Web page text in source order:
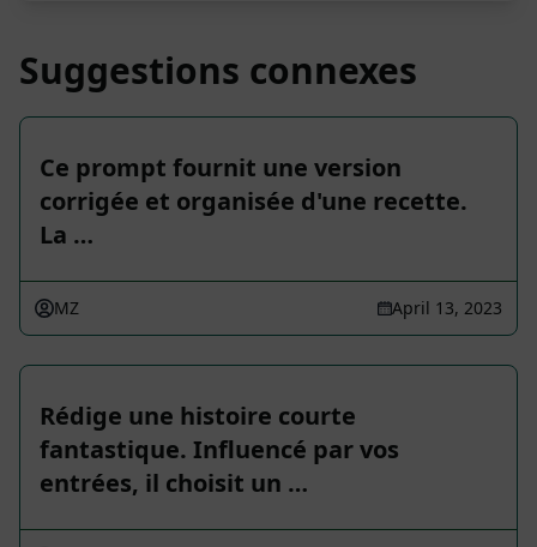
Suggestions connexes
Ce prompt fournit une version
corrigée et organisée d'une recette.
La …
MZ April 13, 2023
Rédige une histoire courte
fantastique. Influencé par vos
entrées, il choisit un …